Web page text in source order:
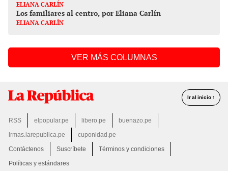
ELIANA CARLÍN
Los familiares al centro, por Eliana Carlín
ELIANA CARLÍN
VER MÁS COLUMNAS
Ir al inicio ↑
RSS elpopular.pe libero.pe
buenazo.pe
lrmas.larepublica.pe
cuponidad.pe
Contáctenos
Suscríbete
Términos y condiciones
Políticas y estándares